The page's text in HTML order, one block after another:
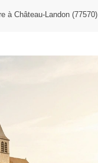
à Château-Landon (77570)